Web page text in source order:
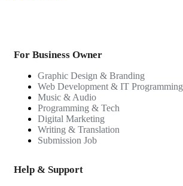
For Business Owner
Graphic Design & Branding
Web Development & IT Programming
Music & Audio
Programming & Tech
Digital Marketing
Writing & Translation
Submission Job
Help & Support